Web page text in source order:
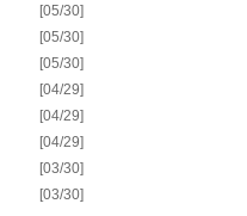
[05/30]
[05/30]
[05/30]
[04/29]
[04/29]
[04/29]
[03/30]
[03/30]